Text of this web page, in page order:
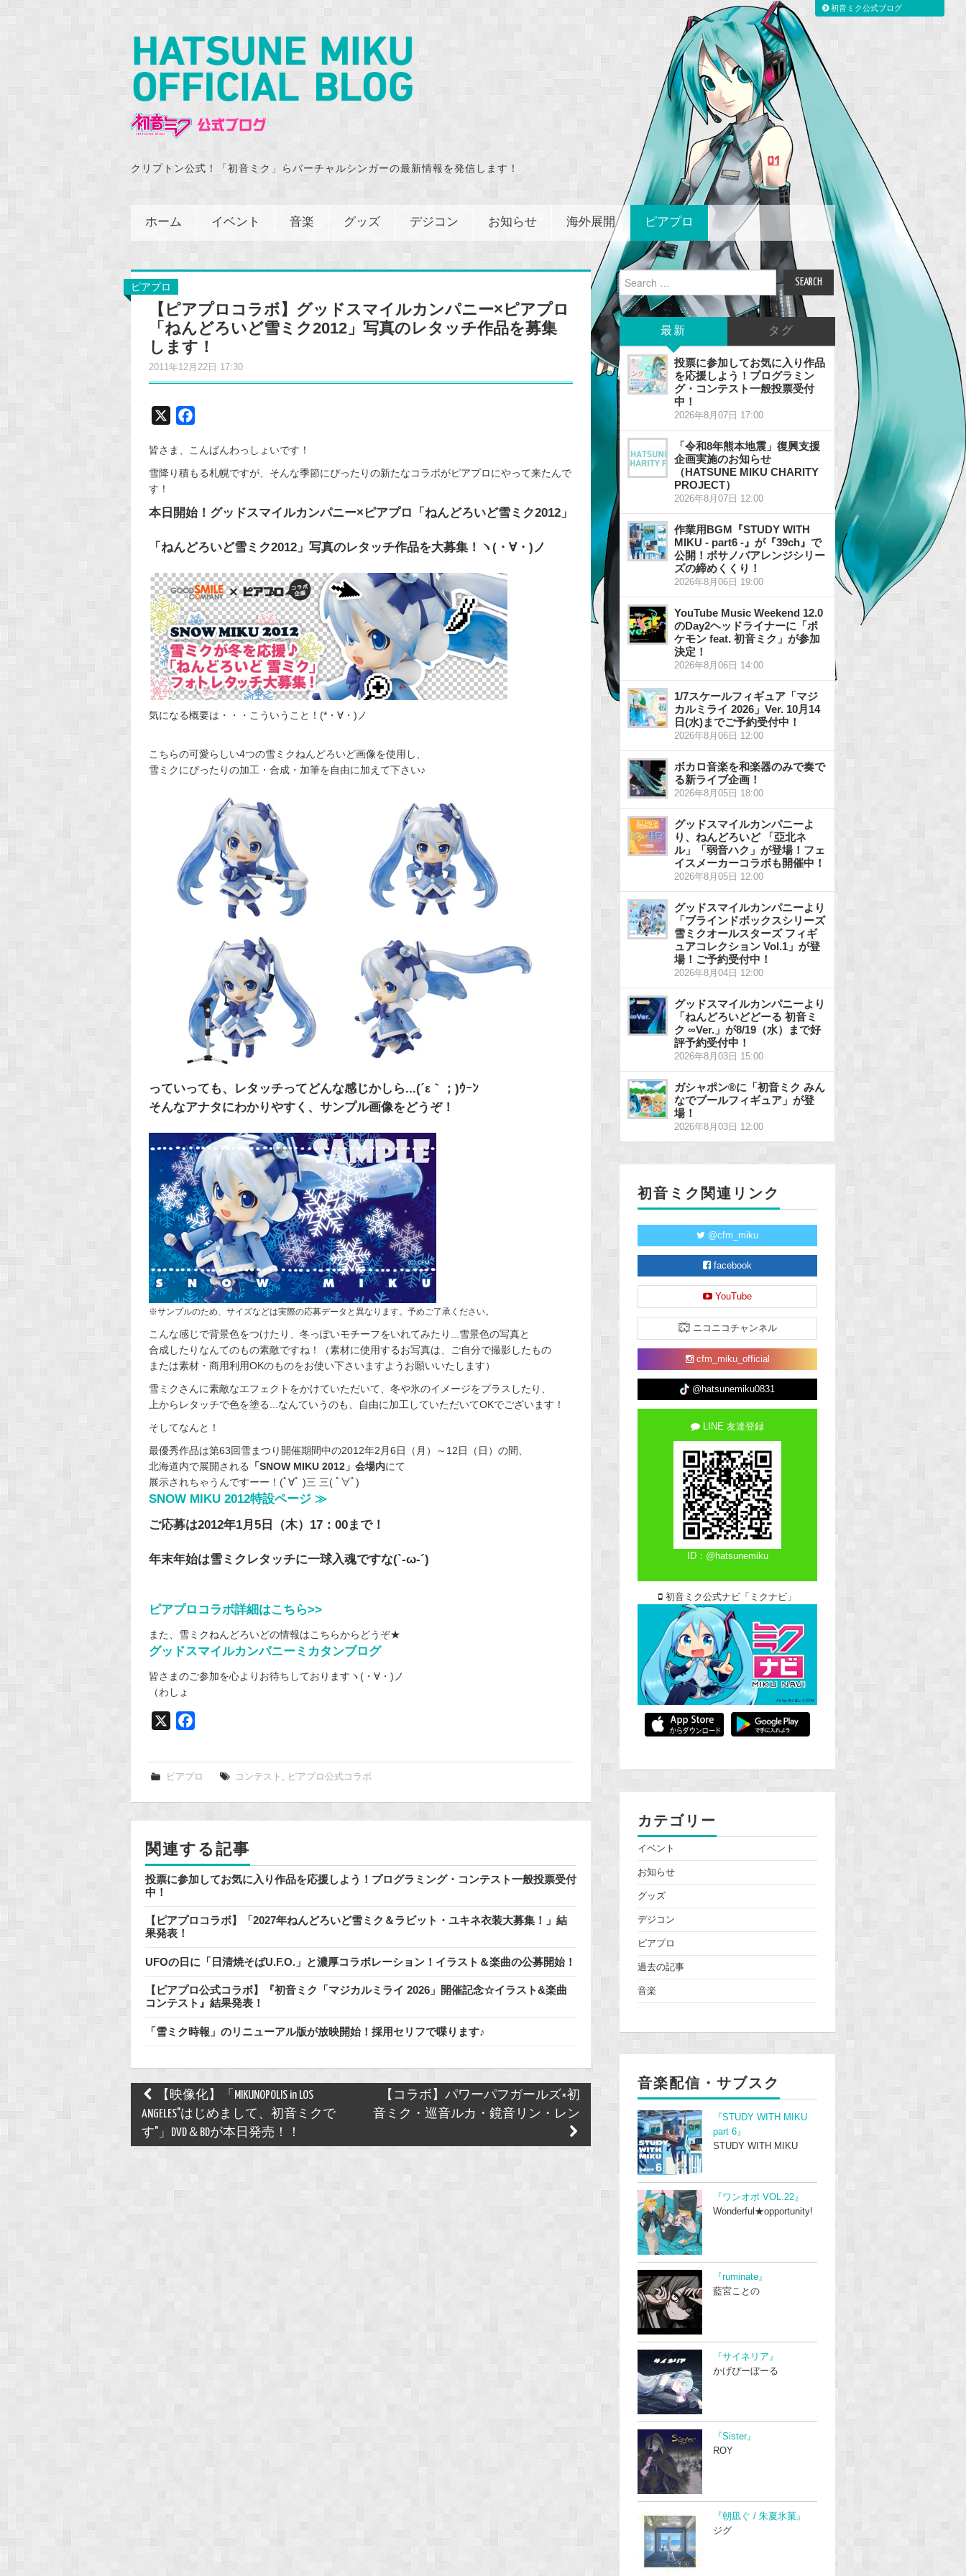
クリプトン公式！「初音ミク」らバーチャルシンガーの最新情報を発信します！
ホーム イベント 音楽 グッズ デジコン お知らせ 海外展開 ピアプロ
ピアプロ
【ピアプロコラボ】グッドスマイルカンパニー×ピアプロ
「ねんどろいど雪ミク2012」写真のレタッチ作品を募集
します！
2011年12月22日 17:30
c
e
o
k
皆さま、こんばんわっしょいです！
雪降り積もる札幌ですが、そんな季節にぴったりの新たなコラボがピアプロにやって来たんで
す！
本日開始！グッドスマイルカンパニー×ピアプロ「ねんどろいど雪ミク2012」
「ねんどろいど雪ミク2012」写真のレタッチ作品を大募集！ヽ(・∀・)ノ
気になる概要は・・・こういうこと！(*・∀・)ノ
こちらの可愛らしい4つの雪ミクねんどろいど画像を使用し、
雪ミクにぴったりの加工・合成・加筆を自由に加えて下さい♪
っていっても、レタッチってどんな感じかしら...(´ε｀；)ｳｰﾝ
そんなアナタにわかりやすく、サンプル画像をどうぞ！
※サンプルのため、サイズなどは実際の応募データと異なります。予めご了承ください。
こんな感じで背景色をつけたり、冬っぽいモチーフをいれてみたり...雪景色の写真と
合成したりなんてのもの素敵ですね！（素材に使用するお写真は、ご自分で撮影したもの
または素材・商用利用OKのものをお使い下さいますようお願いいたします）
雪ミクさんに素敵なエフェクトをかけていただいて、冬や氷のイメージをプラスしたり、
上からレタッチで色を塗る...なんていうのも、自由に加工していただいてOKでございます！
そしてなんと！
最優秀作品は第63回雪まつり開催期間中の2012年2月6日（月）～12日（日）の間、
北海道内で展開される
「SNOW MIKU 2012」会場内にて
展示されちゃうんですーー！(ﾟ∀ﾟ )三 三( ﾟ∀ﾟ)
SNOW MIKU 2012特設ページ ≫
ご応募は2012年1月5日（木）17：00まで！
年末年始は雪ミクレタッチに一球入魂ですな(`-ω-´)
ピアプロコラボ詳細はこちら>>
また、雪ミクねんどろいどの情報はこちらからどうぞ★
グッドスマイルカンパニーミカタンブログ
皆さまのご参加を心よりお待ちしておりますヽ(・∀・)ノ
（わしょ
e
k
ピアプロ コンテスト ピアプロ公式コラボ
関連する記事
投票に参加してお気に入り作品を応援しよう！プログラミング・コンテスト一般投票受付
中！
【ピアプロコラボ】「2027年ねんどろいど雪ミク＆ラビット・ユキネ衣装大募集！」結
果発表！
UFOの日に「日清焼そばU.F.O.」と濃厚コラボレーション！イラスト＆楽曲の公募開始！
【ピアプロ公式コラボ】『初音ミク「マジカルミライ 2026」開催記念☆イラスト&楽曲
コンテスト』結果発表！
「雪ミク時報」のリニューアル版が放映開始！採用セリフで喋ります♪
Post
navigation
【映像化】「MIKUNOPOLIS in LOS
ANGELES"はじめまして、初音ミクで
す"」DVD＆BDが本日発売！！
【コラボ】パワーパフガールズ×初
音ミク・巡音ルカ・鏡音リン・レン
Search
for:
最新 タグ
投票に参加してお気に入り作品
を応援しよう！プログラミン
グ・コンテスト一般投票受付
中！
2026年8月07日 17:00
「令和8年熊本地震」復興支援
企画実施のお知らせ
（HATSUNE MIKU CHARITY
PROJECT）
2026年8月07日 12:00
作業用BGM『STUDY WITH
MIKU - part6 -』が『39ch』で
公開！ボサノバアレンジシリー
ズの締めくくり！
2026年8月06日 19:00
YouTube Music Weekend 12.0
のDay2ヘッドライナーに「ポ
ケモン feat. 初音ミク」が参加
決定！
2026年8月06日 14:00
1/7スケールフィギュア「マジ
カルミライ 2026」Ver. 10月14
日(水)までご予約受付中！
2026年8月06日 12:00
ボカロ音楽を和楽器のみで奏で
る新ライブ企画！
2026年8月05日 18:00
グッドスマイルカンパニーよ
り、ねんどろいど 「亞北ネ
ル」「弱音ハク」が登場！フェ
イスメーカーコラボも開催中！
2026年8月05日 12:00
グッドスマイルカンパニーより
「ブラインドボックスシリーズ
雪ミクオールスターズ フィギ
ュアコレクション Vol.1」が登
場！ご予約受付中！
2026年8月04日 12:00
グッドスマイルカンパニーより
「ねんどろいどどーる 初音ミ
ク ∞Ver.」が8/19（水）まで好
評予約受付中！
2026年8月03日 15:00
ガシャポン®に「初音ミク みん
なでプールフィギュア」が登
場！
2026年8月03日 12:00
初音ミク関連リンク
@cfm_miku
facebook
YouTube
ニコニコチャンネル
cfm_miku_official
@hatsunemiku0831
LINE 友達登録
ID：@hatsunemiku
初音ミク公式ナビ「ミクナビ」
カテゴリー
イベント
お知らせ
グッズ
デジコン
ピアプロ
過去の記事
音楽
音楽配信・サブスク
『STUDY WITH MIKU
part 6』
STUDY WITH MIKU
『ワンオポ VOL.22』
Wonderful★opportunity!
『ruminate』
藍宮ことの
『サイネリア』
かげぴーぼーる
『Sister』
ROY
『朝凪ぐ / 朱夏氷菓』
ジグ
初音ミク公式ブログ